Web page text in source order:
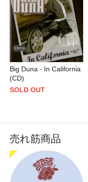
Big Duna - In California
(CD)
SOLD OUT
売れ筋商品